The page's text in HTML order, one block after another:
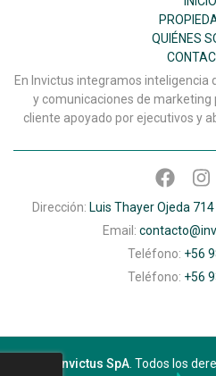
QUIÉNES
En Invictus integramos inteligencia
y comunicaciones de marketing
cliente apoyado por ejecutivos y
Dirección: Luis Thayer Ojeda
Email:
Teléfono: +56
Teléfono: +56
Invictus SpA . Todos los